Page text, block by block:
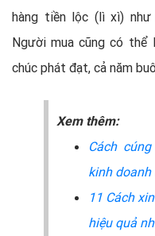
hàng tiền lộc (lì xì)
Người mua cũng có
chúc phát đạt, cả năm
Xem thêm:
Cách
kinh
11 Cách
hiệu quả